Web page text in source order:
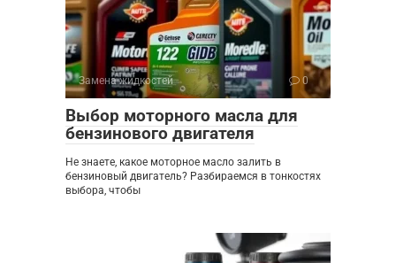
Замена жидкостей 0
Выбор моторного масла для
бензинового двигателя
Не знаете, какое моторное масло залить в
бензиновый двигатель? Разбираемся в тонкостях
выбора, чтобы